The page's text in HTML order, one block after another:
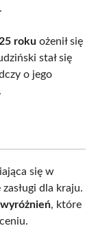
roku ożenił się
stał się
o jego
się w
dla kraju.
, które